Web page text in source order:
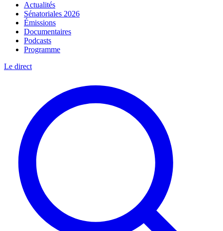
Actualités
Sénatoriales 2026
Émissions
Documentaires
Podcasts
Programme
Le direct